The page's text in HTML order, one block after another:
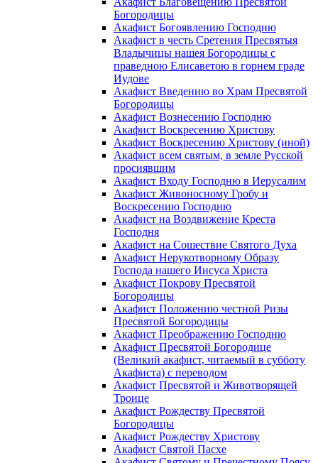
Богородицы
Акафист Богоявлению Господню
Акафист в честь Сретения Пресвятыя
Владычицы нашея Богородицы с
праведною Елисаветою в горнем граде
Иудове
Акафист Введению во Храм Пресвятой
Богородицы
Акафист Вознесению Господню
Акафист Воскресению Христову
Акафист Воскресению Христову (иной)
Акафист всем святым, в земле Русской
просиявшим
Акафист Входу Господню в Иерусалим
Акафист Живоносному Гробу и
Воскресению Господню
Акафист на Воздвижение Креста
Господня
Акафист на Сошествие Святого Духа
Акафист Нерукотворному Образу
Господа нашего Иисуса Христа
Акафист Покрову Пресвятой
Богородицы
Акафист Положению честной Ризы
Пресвятой Богородицы
Акафист Преображению Господню
Акафист Пресвятой Богородице
(Великий акафист, читаемый в субботу
Акафиста) с переводом
Акафист Пресвятой и Животворящей
Троице
Акафист Рождеству Пресвятой
Богородицы
Акафист Рождеству Христову
Акафист Святой Пасхе